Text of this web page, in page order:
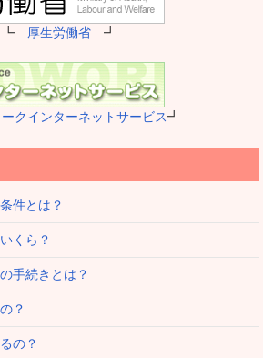
┗ 厚生労働省 ┛
クインターネットサービス┛
件とは？
くら？
手続きとは？
？
の？